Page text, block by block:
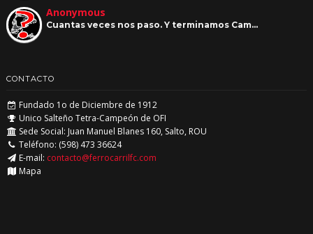
Anonymous
Cuantas veces nos paso. Y terminamos Cam…
CONTACTO
Fundado 1o de Diciembre de 1912
Unico Salteño Tetra-Campeón de OFI
Sede Social: Juan Manuel Blanes 160, Salto, ROU
Teléfono: (598) 473 36624
E-mail: contacto@ferrocarrilfc.com
Mapa